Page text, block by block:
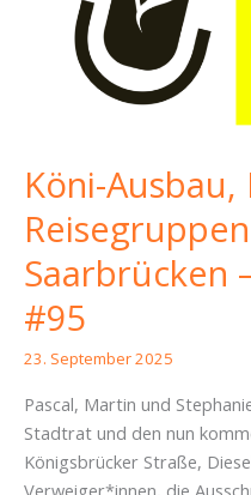
bringen
mehrere
Fraktionen
ein
Köni-
Saarbrücken
#95
23. September 2025
Pascal, Martin und
Stadtrat und den nun
Königsbrücker Straße,
Verweiger*innen, die